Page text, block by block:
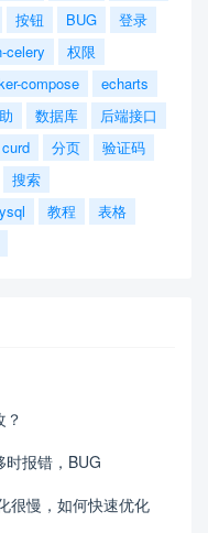
按钮 BUG
登录
celery
权限
compose
echarts
数据库
后端接口
curd 分页
验证码
搜索
教程
表格
时报错，BUG
很慢，如何快速优化